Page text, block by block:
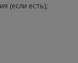
(если есть);